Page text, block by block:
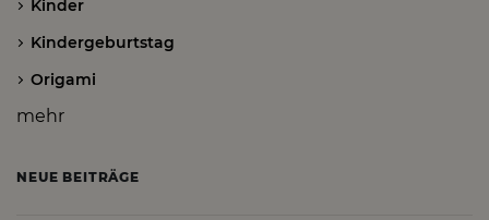
Kinder
Kindergeburtstag
Origami
mehr
NEUE BEITRÄGE